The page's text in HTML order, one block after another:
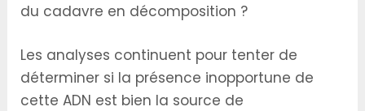
du cadavre en décomposition ?
Les analyses continuent pour tenter de
déterminer si la présence inopportune de
cette ADN est bien la source de